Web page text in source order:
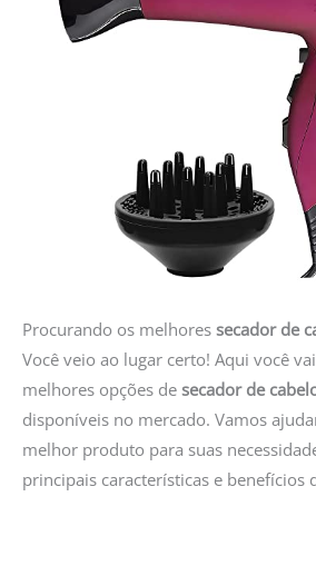
Procurando os melhores secador de
Você veio ao lugar certo! Aqui você
melhores opções de secador de
disponíveis no mercado. Vamos
melhor produto para suas
principais características e benefícios